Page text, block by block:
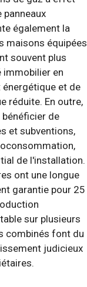
panneaux
également la
maisons équipées
souvent plus
immobilier en
et de
réduite. En outre,
de
et subventions,
de l'installation.
ont une longue
garantie pour 25
sur plusieurs
combinés font du
judicieux